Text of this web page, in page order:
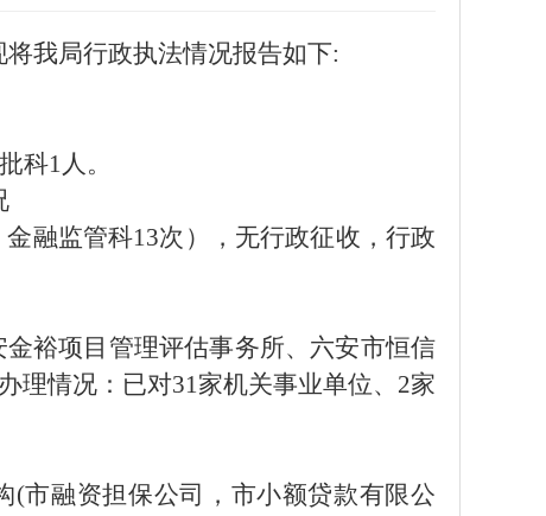
我局行政执法情况报告如下:
科1人。
融监管科13次），无行政征收，行政
裕项目管理评估事务所、六安市恒信
理情况：已对31家机关事业单位、2家
(市融资担保公司，市小额贷款有限公